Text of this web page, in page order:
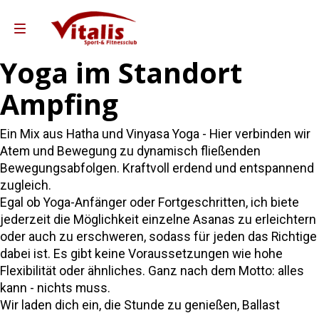
Kurse
Sport Ampfing
Sport Taufkirchen
Gutscheine
Team Vitalis
& Preise
Partner Andreas Weber
Training Partner Sixl&Wolf
für Unternehmen
Yoga im Standort
Ampfing
Ein Mix aus Hatha und Vinyasa Yoga - Hier verbinden wir
Atem und Bewegung zu dynamisch fließenden
Bewegungsabfolgen. Kraftvoll erdend und entspannend
zugleich.
Egal ob Yoga-Anfänger oder Fortgeschritten, ich biete
jederzeit die Möglichkeit einzelne Asanas zu erleichtern
oder auch zu erschweren, sodass für jeden das Richtige
dabei ist. Es gibt keine Voraussetzungen wie hohe
Flexibilität oder ähnliches. Ganz nach dem Motto: alles
kann - nichts muss.
Wir laden dich ein, die Stunde zu genießen, Ballast